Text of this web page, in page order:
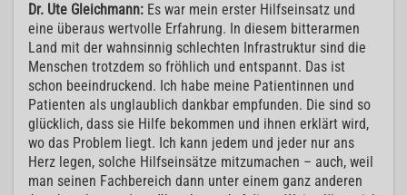
Dr. Ute Gleichmann: Es war mein erster Hilfseinsatz und
eine überaus wertvolle Erfahrung. In diesem bitterarmen
Land mit der wahnsinnig schlechten Infrastruktur sind die
Menschen trotzdem so fröhlich und entspannt. Das ist
schon beeindruckend. Ich habe meine Patientinnen und
Patienten als unglaublich dankbar empfunden. Die sind so
glücklich, dass sie Hilfe bekommen und ihnen erklärt wird,
wo das Problem liegt. Ich kann jedem und jeder nur ans
Herz legen, solche Hilfseinsätze mitzumachen – auch, weil
man seinen Fachbereich dann unter einem ganz anderen